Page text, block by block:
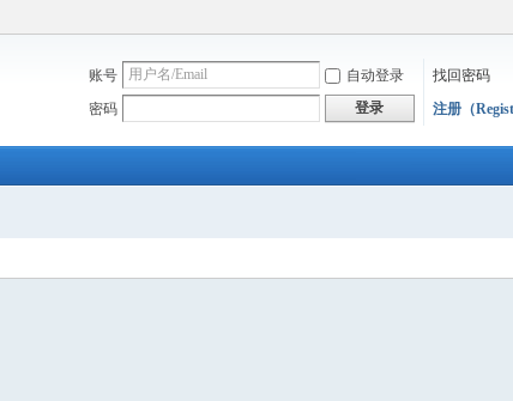
账号 自动登录
找回密码
密码
登录 注册（